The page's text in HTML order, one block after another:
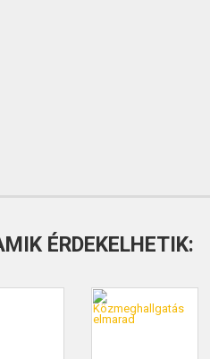
ÉRDEKELHETIK: